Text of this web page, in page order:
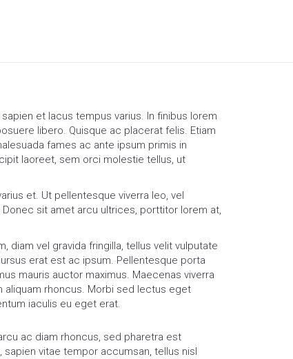
et lacus tempus varius. In finibus lorem
libero. Quisque ac placerat felis. Etiam
fames ac ante ipsum primis in
laoreet, sem orci molestie tellus, ut
et. Ut pellentesque viverra leo, vel
sit amet arcu ultrices, porttitor lorem at,
diam vel gravida fringilla, tellus velit vulputate
erat est ac ipsum. Pellentesque porta
mauris auctor maximus. Maecenas viverra
aliquam rhoncus. Morbi sed lectus eget
iaculis eu eget erat.
ac diam rhoncus, sed pharetra est
vitae tempor accumsan, tellus nisl